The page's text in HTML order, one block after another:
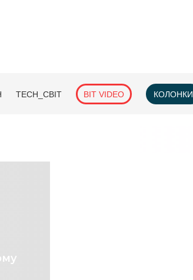
TECH_СВІТ BIT VIDEO КОЛОНКИ